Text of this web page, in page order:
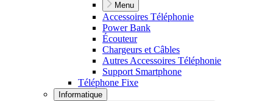
Menu
Accessoires Téléphonie
Power Bank
Écouteur
Chargeurs et Câbles
Autres Accessoires Téléphonie
Support Smartphone
Téléphone Fixe
Informatique